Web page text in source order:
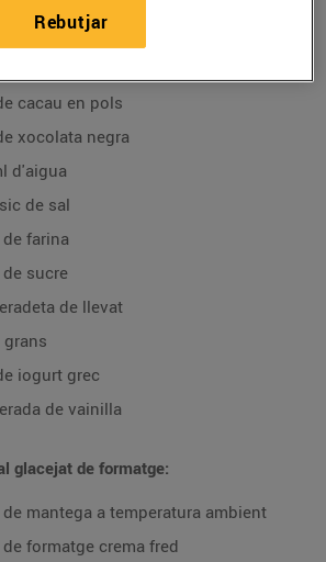
a dos motlles rodons de 15 cm):
cacau en pols
xocolata negra
d'aigua
de sal
de farina
de sucre
de llevat
grans
iogurt grec
de vainilla
glacejat de formatge:
de mantega a temperatura ambient
de formatge crema fred
Rebutjar